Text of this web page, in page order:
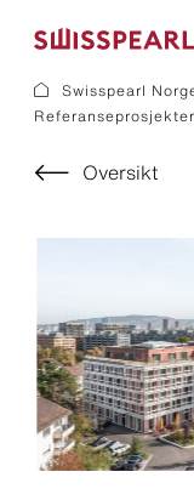
Om oss
Rådgivning
Inspirasjon
Nedlastninger
Bærekraft
Fasade
Bygningsplater
Swisspearl
Referanseprosjekter
Oversikt